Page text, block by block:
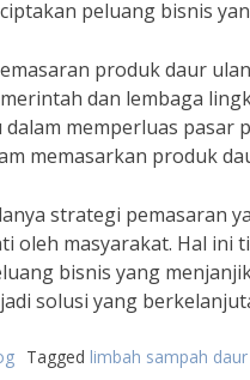
peluang bisnis
produk daur
dan lembaga
dalam memperluas pasar
memasarkan produk
strategi pemasaran
oleh masyarakat. Hal ini
bisnis yang
solusi yang
Tagged limbah sampah